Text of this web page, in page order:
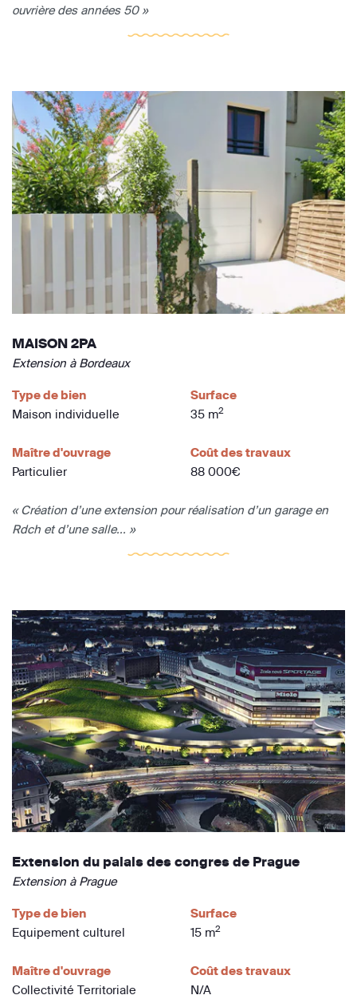
ouvrière des années 50 »
MAISON 2PA
Extension à Bordeaux
Type de bien
Maison individuelle
Surface
35 m2
Maître d'ouvrage
Particulier
Coût des travaux
88 000€
« Création d’une extension pour réalisation d’un garage en
Rdch et d’une salle... »
Extension du palais des congres de Prague
Extension à Prague
Type de bien
Equipement culturel
Surface
15 m2
Maître d'ouvrage
Collectivité Territoriale
Coût des travaux
N/A